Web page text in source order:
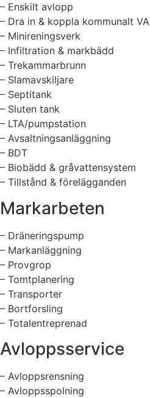
– Enskilt avlopp
– Dra in & koppla kommunalt VA
– Minireningsverk
– Infiltration & markbädd
– Trekammarbrunn
– Slamavskiljare
– Septitank
– Sluten tank
– LTA/pumpstation
– Avsaltningsanläggning
– BDT
– Biobädd & gråvattensystem
– Tillstånd & förelägganden
Markarbeten
– Dräneringspump
– Markanläggning
– Provgrop
– Tomtplanering
– Transporter
– Bortforsling
– Totalentreprenad
Avloppsservice
– Avloppsrensning
– Avloppsspolning